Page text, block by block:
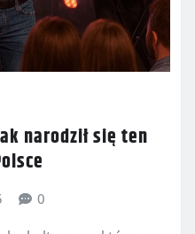
narodził się ten
0